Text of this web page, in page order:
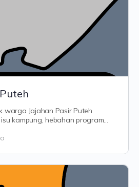
warga Jajahan Pasir Puteh
kampung, hebahan program